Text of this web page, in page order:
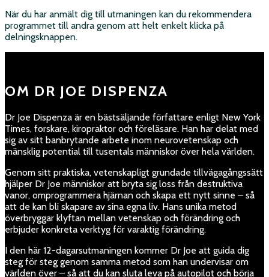
När du har anmält dig till utmaningen kan du rekommendera
programmet till andra genom att helt enkelt klicka på
delningsknappen.
OM DR JOE DISPENZA
Dr Joe Dispenza är en bästsäljande författare enligt New York
Times, forskare, kiropraktor och föreläsare. Han har delat med
sig av sitt banbrytande arbete inom neurovetenskap och
mänsklig potential till tusentals människor över hela världen.​
Genom sitt praktiska, vetenskapligt grundade tillvägagångssätt
hjälper Dr Joe människor att bryta sig loss från destruktiva
vanor, omprogrammera hjärnan och skapa ett nytt sinne – så
att de kan bli skapare av sina egna liv. Hans unika metod
överbryggar klyftan mellan vetenskap och förändring och
erbjuder konkreta verktyg för varaktig förändring.​
I den här 12-dagarsutmaningen kommer Dr Joe att guida dig
steg för steg genom samma metod som han undervisar om
världen över – så att du kan sluta leva på autopilot och börja